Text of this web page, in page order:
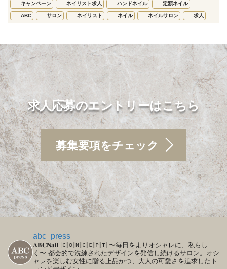
キャンペーン ネイリスト求人 ハンドネイル 定額ネイル
ABC サロン ネイリスト ネイル ネイルサロン 求人
求人応募のエントリーはこちら
募集要項をチェック
abc_press
𝐀𝐁𝐂𝐍𝐚𝐢𝐥 🄲🄾🄽🄲🄴🄿🅃 〜毎日をよりオシャレに、私らし
く〜 都会的で洗練されたデザインを発信し続けるサロン。オシ
ャレを楽しむ女性に贈る上品かつ、大人の可愛さを追求したト